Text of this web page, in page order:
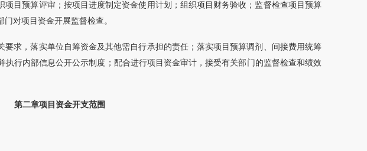
项目预算评审；按项目进度制定资金使用计划；组织项目财务验收；监督检查项目预算
对项目资金开展监督检查。
要求，落实单位自筹资金及其他需自行承担的责任；落实项目预算调剂、间接费用统筹
行内部信息公开公示制度；配合进行项目资金审计，接受有关部门的监督检查和绩效
第二章项目资金开支范围